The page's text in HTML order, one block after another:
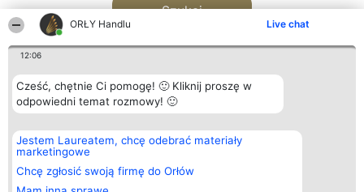
ORŁY Handlu Live chat
12:06
Cześć, chętnie Ci pomogę! 🙂 Kliknij proszę w
odpowiedni temat rozmowy! 🙂
Jestem Laureatem, chcę odebrać materiały
marketingowe
Chcę zgłosić swoją firmę do Orłów
Szukaj
Organizator plebiscytu
Bright Side Solutions sp. z o.
o. sp. k.
ul. Ruska 22
Wrocław 50-079
KRS 0000749100 | Regon
Plebiscyt
Laureaci
wszystkich
Laureatów
Kontakt
Kontakt